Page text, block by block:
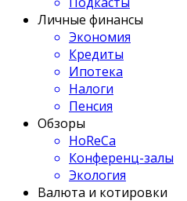
Личные финансы
Экономия
Кредиты
Ипотека
Налоги
Пенсия
Обзоры
HoReCa
Конференц-залы
Экология
Валюта и котировки